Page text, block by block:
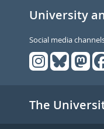
University
Social media
The